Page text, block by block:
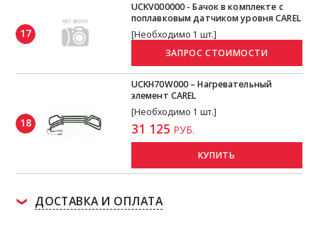
17
UCKV000000 - Бачок в комплекте с
поплавковым датчиком уровня CAREL
[Необходимо 1 шт.]
18
UCKH70W000 – Нагревательный
элемент CAREL
[Необходимо 1 шт.]
31 125 РУБ.
КУПИТЬ
ДОСТАВКА И ОПЛАТА